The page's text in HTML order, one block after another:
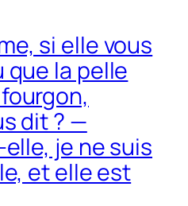
si elle vous
que la pelle
dit ? —
je ne suis
et elle est